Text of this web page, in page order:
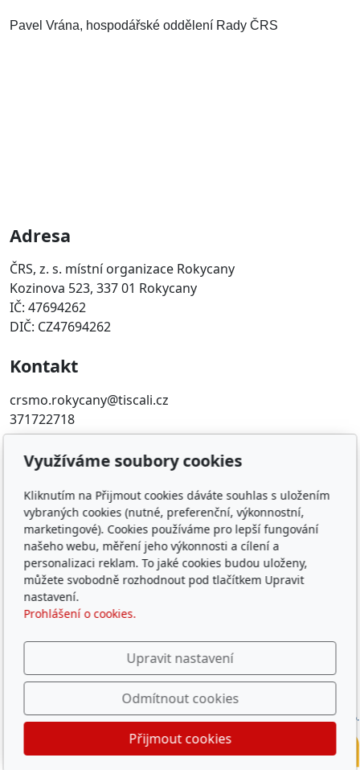
Pavel Vrána, hospodářské oddělení Rady ČRS
Adresa
ČRS, z. s. místní organizace Rokycany
Kozinova 523, 337 01 Rokycany
IČ: 47694262
DIČ: CZ47694262
Kontakt
crsmo.rokycany@tiscali.cz
371722718
Oblíbené odkazy
Západočeský územní svaz
Časopis rybářství
Přihlášení RIS
© 2026ČRS, z. s. místní organizace Rokycany
Využíváme soubory cookies
Kliknutím na Přijmout cookies dáváte souhlas s uložením
vybraných cookies (nutné, preferenční, výkonnostní,
marketingové). Cookies používáme pro lepší fungování
našeho webu, měření jeho výkonnosti a cílení a
personalizaci reklam. To jaké cookies budou uloženy,
můžete svobodně rozhodnout pod tlačítkem Upravit
nastavení.
Prohlášení o cookies.
Upravit nastavení
Odmítnout cookies
Přijmout cookies
dětských rybářských kroužků